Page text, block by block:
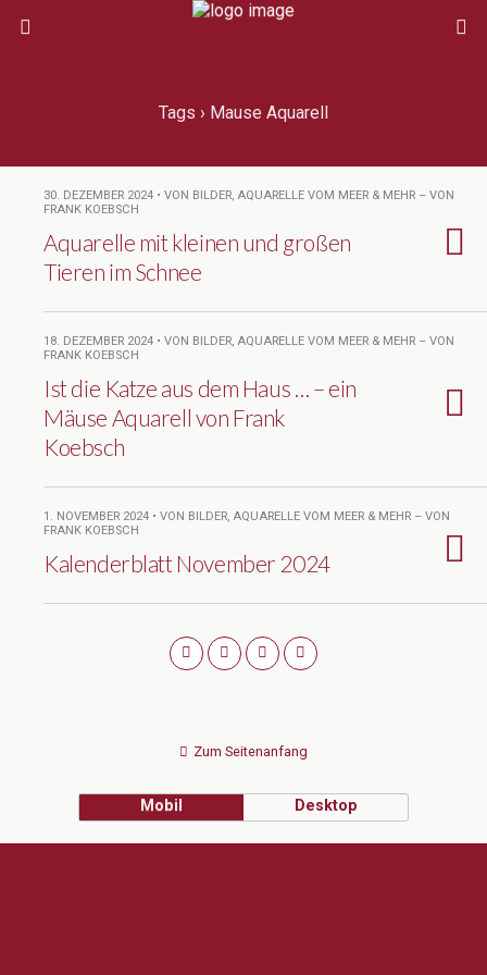
Tags › Mause Aquarell
30. DEZEMBER 2024 • VON BILDER, AQUARELLE VOM MEER & MEHR – VON
FRANK KOEBSCH
Aquarelle mit kleinen und großen
Tieren im Schnee
18. DEZEMBER 2024 • VON BILDER, AQUARELLE VOM MEER & MEHR – VON
FRANK KOEBSCH
Ist die Katze aus dem Haus … – ein
Mäuse Aquarell von Frank
Koebsch
1. NOVEMBER 2024 • VON BILDER, AQUARELLE VOM MEER & MEHR – VON
FRANK KOEBSCH
Kalenderblatt November 2024
Zum Seitenanfang
Mobil Desktop